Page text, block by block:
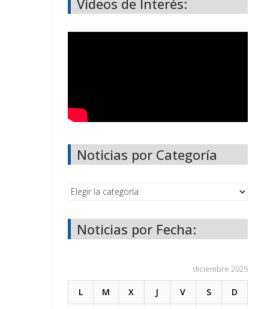
Noticias por Categoría
Noticias por Fecha:
diciembre 2025
L M X J V S D